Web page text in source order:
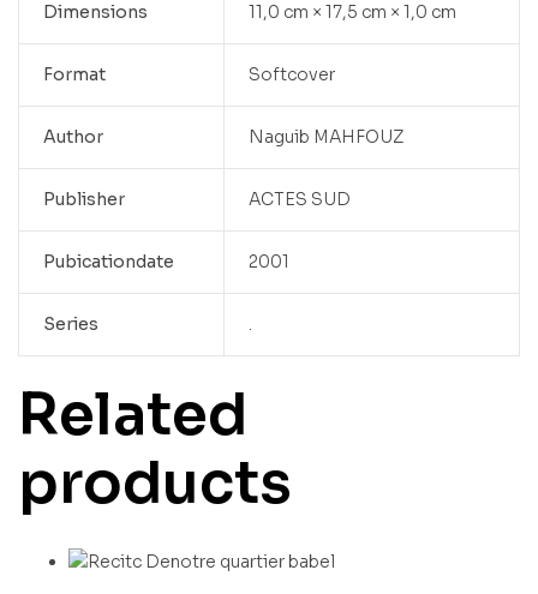
Dimensions 11,0 cm × 17,5 cm × 1,0 cm
Format Softcover
Author Naguib MAHFOUZ
Publisher ACTES SUD
Pubicationdate 2001
Series .
Related
products